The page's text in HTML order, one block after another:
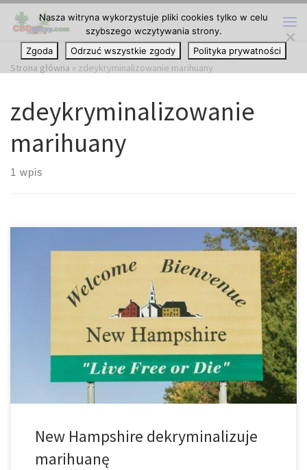
Przejdź do treści
Strona główna » zdeykryminalizowanie marihuany
zdeykryminalizowanie
marihuany
1 wpis
New Hampshire stało się dwudziestym drugim stanem w USA,
które zdecydowało się zdekryminalizować posiadanie marihuany.
Czy legalizacja marihuany będzie kolejnym krokiem? Mottem
stanu New Hampshire jest „Live free or die” (Żyj wolno lub nie żyj
wcale) i wydaje się, że stan realizuje to oświadczenie poprzez
dekryminalizację posiadania konopi. Republikański gubernator,
New Hampshire dekryminalizuje
marihuanę
Nasza witryna wykorzystuje pliki cookies tylko w celu
szybszego wczytywania strony.
Zgoda
Odrzuć wszystkie zgody Polityka prywatności